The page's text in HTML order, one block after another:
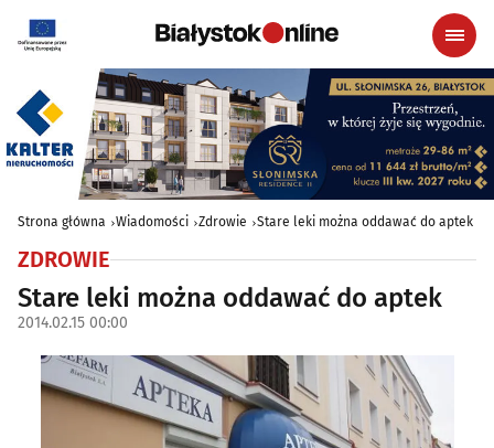
Strona główna Wiadomości Zdrowie Stare leki można oddawać do aptek
ZDROWIE
Stare leki można oddawać do aptek
2014.02.15 00:00